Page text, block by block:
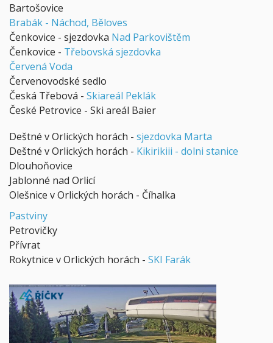
Bartošovice
Brabák - Náchod, Běloves
Čenkovice - sjezdovka Nad Parkovištěm
Čenkovice - Třebovská sjezdovka
Červená Voda
Červenovodské sedlo
Česká Třebová - Skiareál Peklák
České Petrovice - Ski areál Baier
Deštné v Orlických horách - sjezdovka Marta
Deštné v Orlických horách - Kikirikiii - dolni stanice
Dlouhoňovice
Jablonné nad Orlicí
Olešnice v Orlických horách - Číhalka
Pastviny
Petrovičky
Přívrat
Rokytnice v Orlických horách - SKI Farák